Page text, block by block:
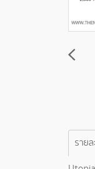
ราย